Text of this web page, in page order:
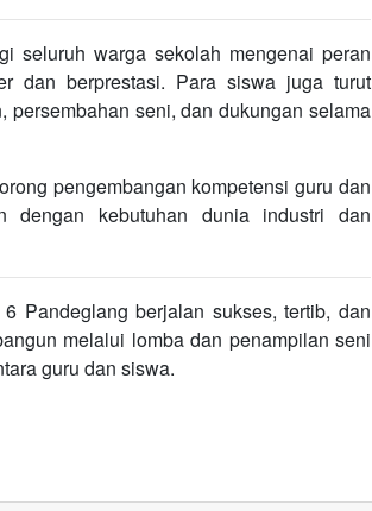
seluruh warga sekolah mengenai peran
dan berprestasi. Para siswa juga turut
persembahan seni, dan dukungan selama
pengembangan kompetensi guru dan
dengan kebutuhan dunia industri dan
Pandeglang berjalan sukses, tertib, dan
melalui lomba dan penampilan seni
guru dan siswa.